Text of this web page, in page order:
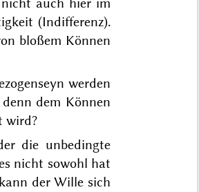
nicht auch hier im
(Indifferenz).
bloßem Können
werden
dem Können
wird?
die unbedingte
nicht sowohl hat
der Wille sich